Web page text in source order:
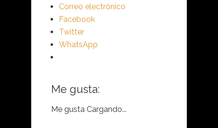
Correo electrónico
Facebook
Twitter
WhatsApp
Me gusta:
Me gusta Cargando...